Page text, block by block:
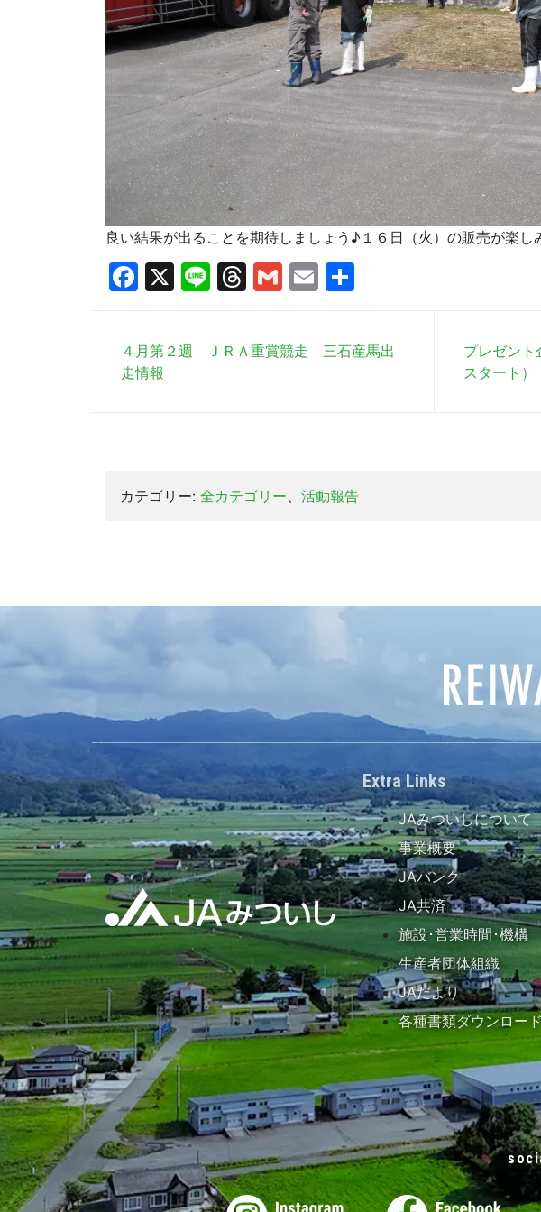
良い結果が出ることを期待しましょう♪１６日（火）の販売が楽し
Facebook
X LineThreads
Gmail
Email
４月第２週 ＪＲＡ重賞競走 三石産馬出
走情報
プレゼント
スタート）
カテゴリー: 全カテゴリー 活動報告
Extra Links
JAみついしについて
事業概要
JAバンク
JA共済
施設･営業時間･機構
生産者団体組織
JAだより
各種書類ダウンロード